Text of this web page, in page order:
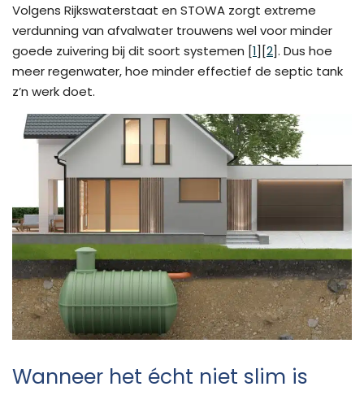
Volgens Rijkswaterstaat en STOWA zorgt extreme
verdunning van afvalwater trouwens wel voor minder
goede zuivering bij dit soort systemen [1][2]. Dus hoe
meer regenwater, hoe minder effectief de septic tank
z’n werk doet.
Wanneer het écht niet slim is